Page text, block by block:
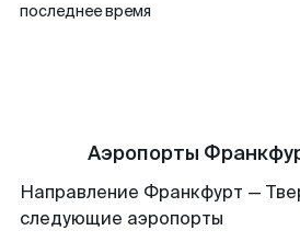
последнее время
Аэропорты
Направление Франкфурт —
следующие аэропорты